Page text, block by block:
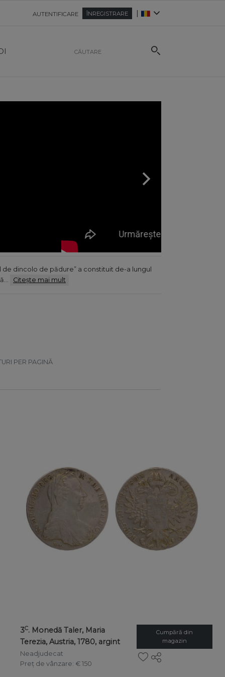
AUTENTIFICARE ÎNREGISTRARE |
de dincolo de pădure” a constituit de-a lungul
Citește mai mult
PER PAGINĂ
3C. Monedă Taler, Maria
Terezia, Austria, 1780, argint
Cumpără din
magazin
Neadjudecat
Preț de vânzare: € 150